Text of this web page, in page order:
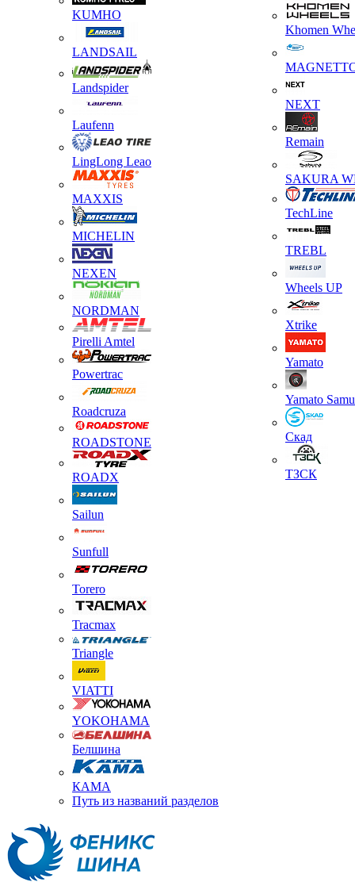
KUMHO
LANDSAIL
Landspider
Laufenn
LingLong Leao
MAXXIS
MICHELIN
NEXEN
NORDMAN
Pirelli Amtel
Powertrac
Roadcruza
ROADSTONE
ROADX
Sailun
Sunfull
Torero
Tracmax
Triangle
VIATTI
YOKOHAMA
Белшина
КАМА
Путь из названий разделов
Khomen
NEXT
Remain
SAKURA
TechLine
TREBL
Wheels UP
Xtrike
Yamato
Yamato
Скад
ТЗСК